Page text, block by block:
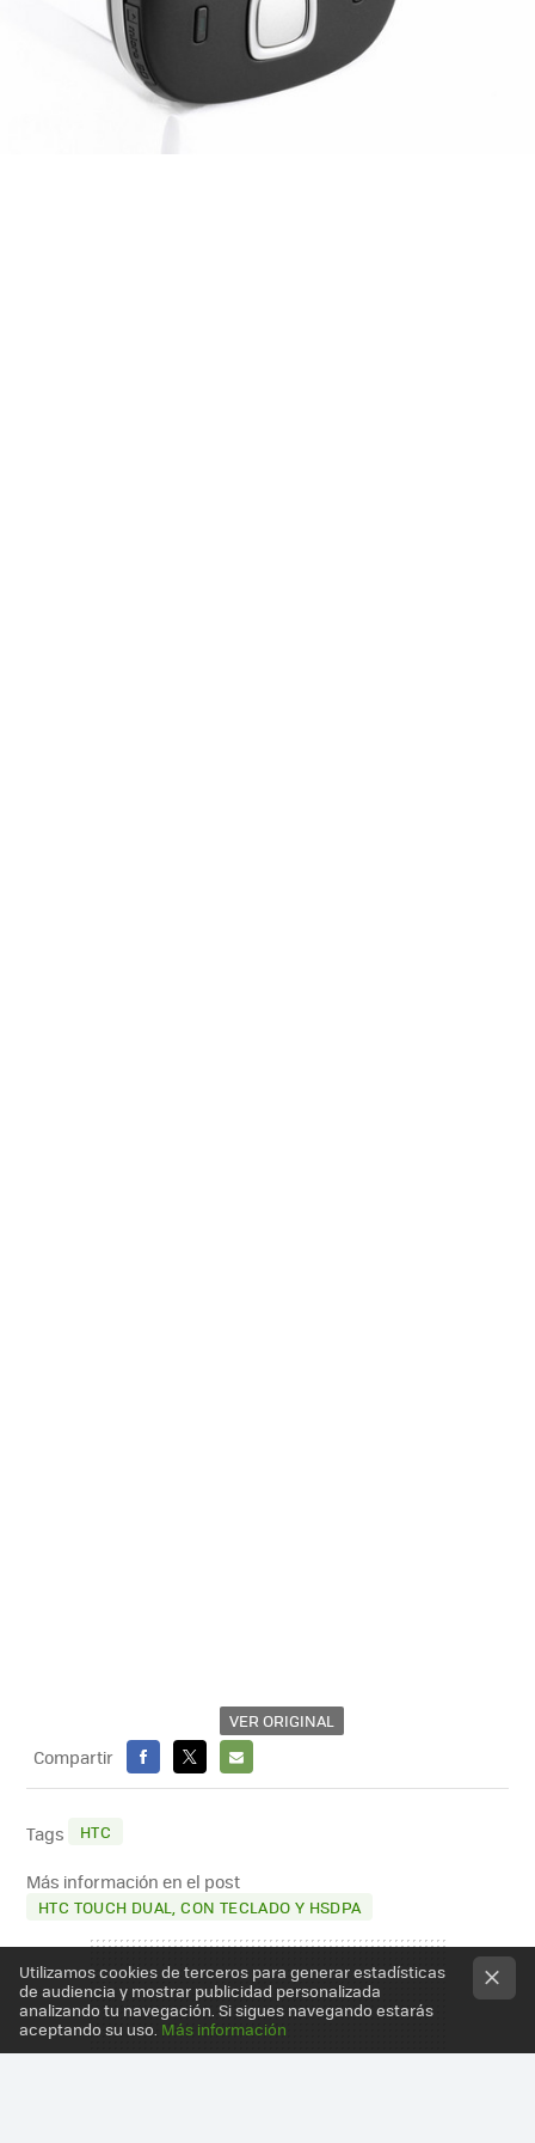
VER ORIGINAL
Compartir
FACEBOOK
X
E-
Tags HTC
Más información en el post
HTC TOUCH DUAL, CON TECLADO Y HSDPA
Utilizamos cookies de terceros para generar estadísticas
de audiencia y mostrar publicidad personalizada
analizando tu navegación. Si sigues navegando estarás
aceptando su uso. Más información